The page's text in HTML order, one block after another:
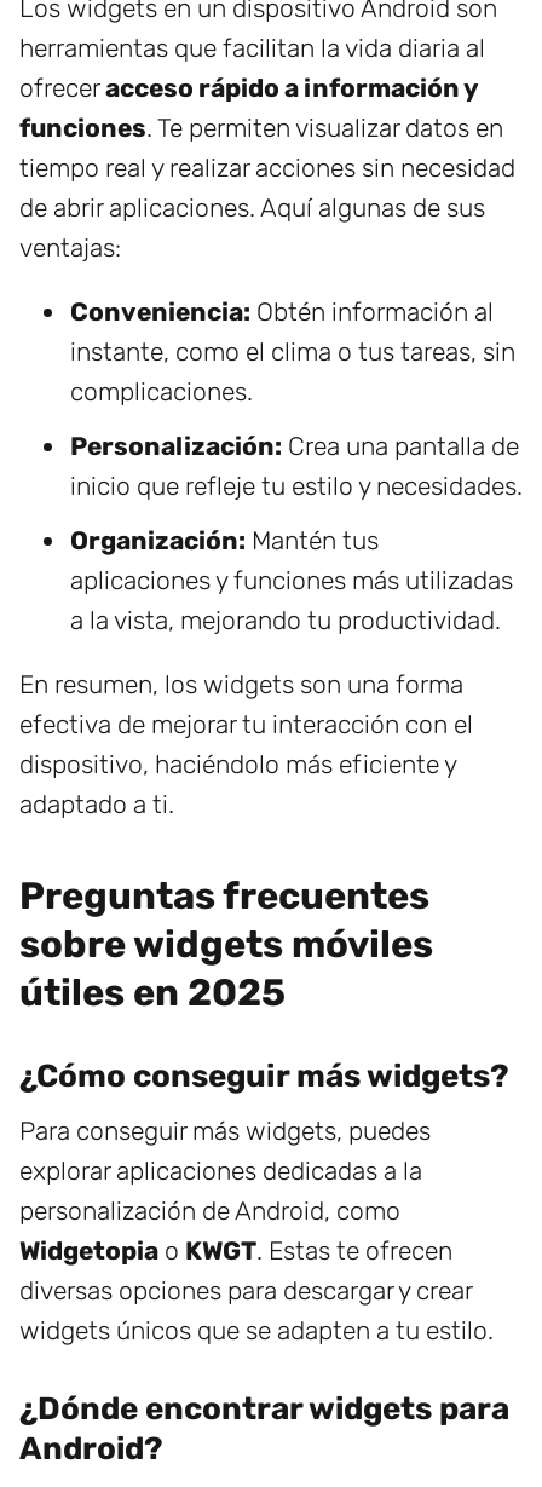
Los widgets en un dispositivo Android son
herramientas que facilitan la vida diaria al
ofreceracceso rápido a información y
funciones. Te permiten visualizar datos en
tiempo real y realizar acciones sin necesidad
de abrir aplicaciones. Aquí algunas de sus
ventajas:
Conveniencia: Obtén información al
instante, como el clima o tus tareas, sin
complicaciones.
Personalización: Crea una pantalla de
inicio que refleje tu estilo y necesidades.
Organización: Mantén tus
aplicaciones y funciones más utilizadas
a la vista, mejorando tu productividad.
En resumen, los widgets son una forma
efectiva de mejorar tu interacción con el
dispositivo, haciéndolo más eficiente y
adaptado a ti.
Preguntas frecuentes
sobre widgets móviles
útiles en 2025
¿Cómo conseguir más widgets?
Para conseguir más widgets, puedes
explorar aplicaciones dedicadas a la
personalización de Android, como
Widgetopia o KWGT. Estas te ofrecen
diversas opciones para descargar y crear
widgets únicos que se adapten a tu estilo.
¿Dónde encontrar widgets para
Android?